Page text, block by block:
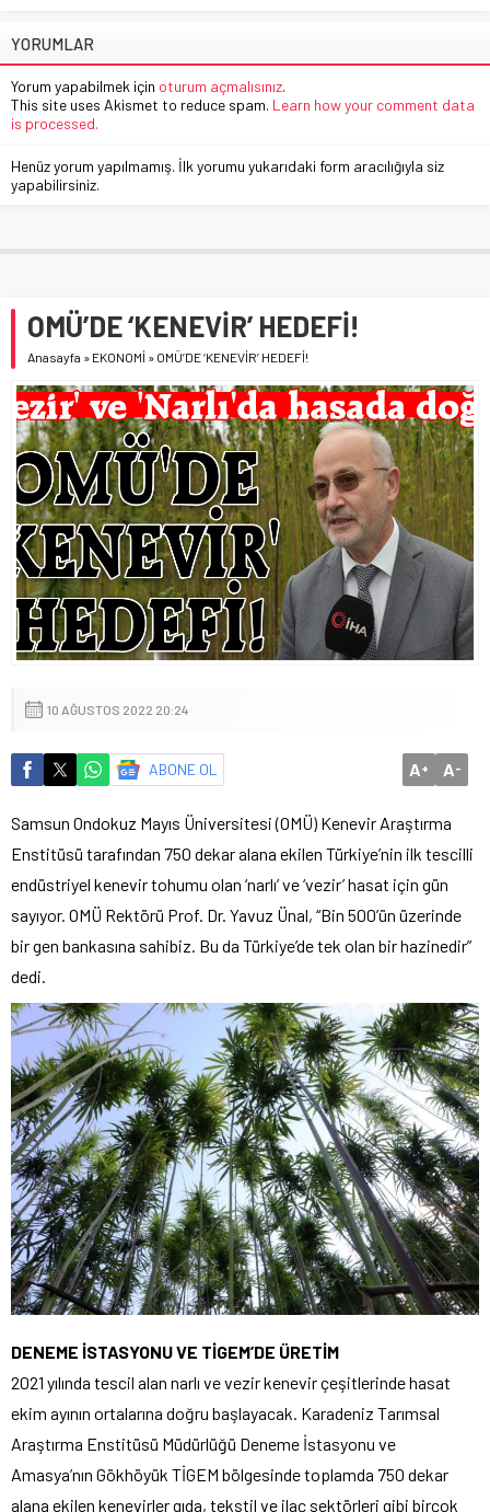
YORUMLAR
Yorum yapabilmek için oturum açmalısınız.
This site uses Akismet to reduce spam. Learn how your comment data
is processed.
Henüz yorum yapılmamış. İlk yorumu yukarıdaki form aracılığıyla siz
yapabilirsiniz.
OMÜ’DE ‘KENEVİR’ HEDEFİ!
Anasayfa » EKONOMİ » OMÜ’DE ‘KENEVİR’ HEDEFİ!
10 AĞUSTOS 2022 20:24
ABONE OL A+ A-
Samsun Ondokuz Mayıs Üniversitesi (OMÜ) Kenevir Araştırma
Enstitüsü tarafından 750 dekar alana ekilen Türkiye’nin ilk tescilli
endüstriyel kenevir tohumu olan ‘narlı’ ve ‘vezir’ hasat için gün
sayıyor. OMÜ Rektörü Prof. Dr. Yavuz Ünal, “Bin 500’ün üzerinde
bir gen bankasına sahibiz. Bu da Türkiye’de tek olan bir hazinedir”
dedi.
DENEME İSTASYONU VE TİGEM’DE ÜRETİM
2021 yılında tescil alan narlı ve vezir kenevir çeşitlerinde hasat
ekim ayının ortalarına doğru başlayacak. Karadeniz Tarımsal
Araştırma Enstitüsü Müdürlüğü Deneme İstasyonu ve
Amasya’nın Gökhöyük TİGEM bölgesinde toplamda 750 dekar
alana ekilen kenevirler gıda, tekstil ve ilaç sektörleri gibi birçok